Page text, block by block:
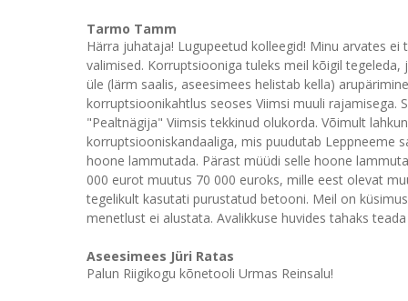
Tarmo Tamm
Härra juhataja! Lugupeetud kolleegid! Minu arvates
valimised. Korruptsiooniga tuleks meil kõigil
üle (lärm saalis, aseesimees helistab kella)
korruptsioonikahtlus seoses Viimsi muuli rajamisega.
"Pealtnägija" Viimsis tekkinud olukorda. Võimult
korruptsiooniskandaaliga, mis puudutab Leppneeme
hoone lammutada. Pärast müüdi selle hoone
000 eurot muutus 70 000 euroks, mille eest olevat
tegelikult kasutati purustatud betooni. Meil on
menetlust ei alustata. Avalikkuse huvides tahaks
Aseesimees Jüri Ratas
Palun Riigikogu kõnetooli Urmas Reinsalu!